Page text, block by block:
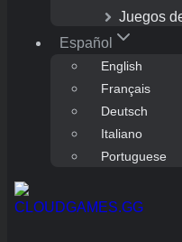
Juegos
Español
English
Français
Deutsch
Italiano
Portuguese